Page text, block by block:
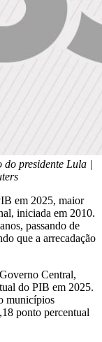
presidente Lula |
em 2025, maior
iniciada em 2010.
passando de
que a arrecadação
Central,
do PIB em 2025.
municípios
ponto percentual